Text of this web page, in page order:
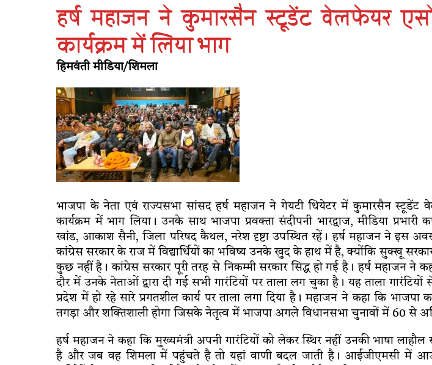
हर्ष महाजन ने कुमारसैन स्टूडेंट वेलफेयर
कार्यक्रम में लिया भाग
हिमवंती मीडिया/शिमला
भाजपा के नेता एवं राज्यसभा सांसद हर्ष महाजन ने गेयटी थियेटर में कुमारसैन स्टूडेंट
कार्यक्रम में भाग लिया। उनके साथ भाजपा प्रवक्ता संदीपनी भारद्वाज, मीडिया प्रभारी
खांड, आकाश सैनी, जिला परिषद कैथल, नरेश दृष्टा उपस्थित रहें। हर्ष महाजन ने इस
कांग्रेस सरकार के राज में विद्यार्थियों का भविष्य उनके खुद के हाथ में है, क्योंकि सुक्खू
कुछ नहीं है। कांग्रेस सरकार पूरी तरह से निकम्मी सरकार सिद्ध हो गई है। हर्ष महाजन ने
दौर में उनके नेताओं द्वारा दी गई सभी गारंटियों पर ताला लग चुका है। यह ताला
प्रदेश में हो रहे सारे प्रगतशील कार्य पर ताला लगा दिया है। महाजन ने कहा कि भाजपा
तगड़ा और शक्तिशाली होगा जिसके नेतृत्व में भाजपा अगले विधानसभा चुनावों में 60 से
हर्ष महाजन ने कहा कि मुख्यमंत्री अपनी गारंटियों को लेकर स्थिर नहीं उनकी भाषा
है और जब वह शिमला में पहुंचते है तो यहां वाणी बदल जाती है। आईजीएमसी में